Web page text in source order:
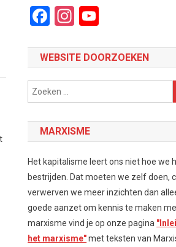
Facebook
Instagram
WEBSITE DOORZOEKEN
MARXISME
Het kapitalisme leert ons niet hoe we
bestrijden. Dat moeten we zelf doen,
verwerven we meer inzichten dan
goede aanzet om kennis te maken
marxisme vind je op onze pagina
het marxisme"met teksten van